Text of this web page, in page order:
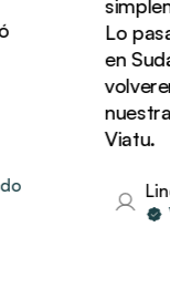
Lo
en
Viatu.
Linda